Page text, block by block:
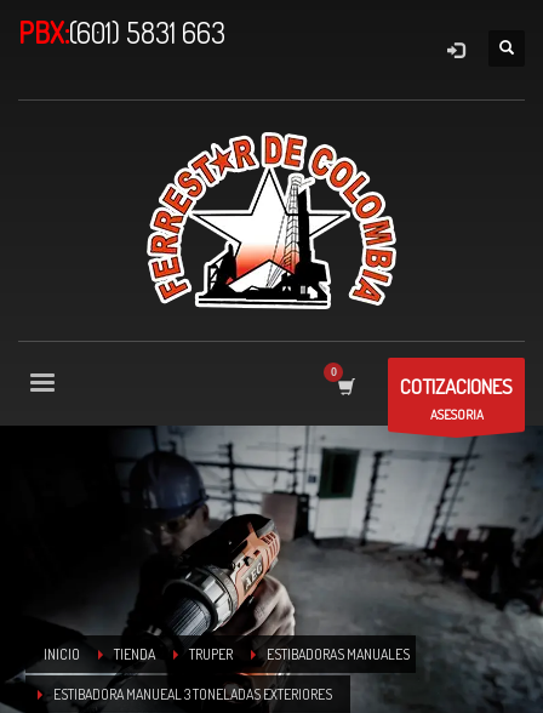
PBX:(601) 5831 663
COTIZACIONES
ASESORIA
INICIO TIENDA TRUPER ESTIBADORAS MANUALES
ESTIBADORA MANUEAL 3 TONELADAS EXTERIORES